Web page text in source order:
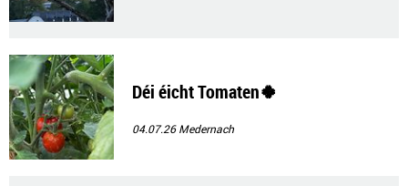
Déi éicht Tomaten🍀
04.07.26Medernach